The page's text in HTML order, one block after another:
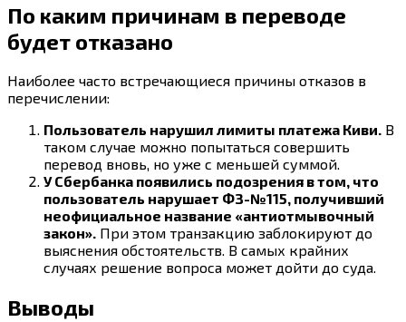
По каким причинам в переводе
будет отказано
Наиболее часто встречающиеся причины отказов в
перечислении:
Пользователь нарушил лимиты платежа Киви. В
таком случае можно попытаться совершить
перевод вновь, но уже с меньшей суммой.
У Сбербанка появились подозрения в том, что
пользователь нарушает ФЗ-№115, получивший
неофициальное название «антиотмывочный
закон». При этом транзакцию заблокируют до
выяснения обстоятельств. В самых крайних
случаях решение вопроса может дойти до суда.
Выводы